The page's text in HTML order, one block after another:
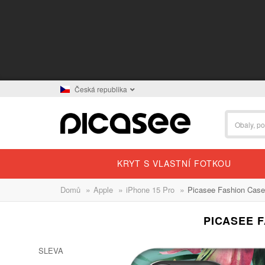
Česká republika
KRYT S VLASTNÍ FOTKOU
Domů » Apple » iPhone 15 Pro » Picasee Fashion
PICASEE
SLEVA